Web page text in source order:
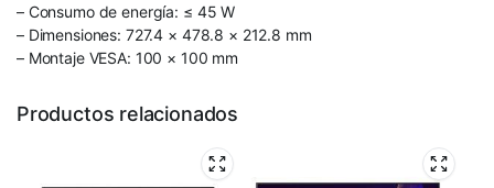
– Consumo de energía: ≤ 45 W
– Dimensiones: 727.4 × 478.8 × 212.8 mm
– Montaje VESA: 100 × 100 mm
Productos relacionados